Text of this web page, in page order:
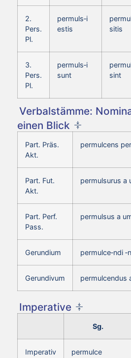
2.
Pers.
Pl.
permuls‑i
estis
sitis
3.
Pers.
Pl.
permuls‑i
sunt
sint
Verbalstämme:
einen Blick
Part. Präs.
Akt.
permulcens
Part. Fut.
Akt.
permulsurus a
Part. Perf.
Pass.
permulsus a
Gerundium permulce‑ndi
Gerundivum permulcendus
Imperative
Sg.
Imperativ
permulce